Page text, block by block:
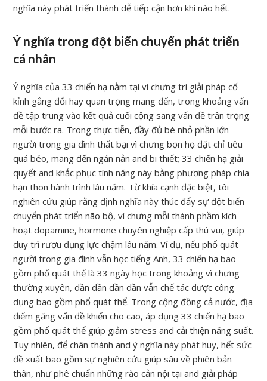
nghĩa này phát triển thành dễ tiếp cận hơn khi nào hết.
Ý nghĩa trong đột biến chuyển phát triển
cá nhân
Ý nghĩa của 33 chiến hạ nằm tại vì chưng trí giải pháp cố
kỉnh gắng đổi hãy quan trọng mang đến, trong khoảng vấn
đề tập trung vào kết quả cuối cộng sang vấn đề trân trọng
mỗi bước ra. Trong thực tiễn, đầy đủ bé nhỏ phần lớn
người trong gia đình thất bại vì chưng bọn họ đặt chỉ tiêu
quá béo, mang đến ngán nản and bi thiết; 33 chiến hạ giải
quyết and khắc phục tính năng này bằng phương pháp chia
hạn thon hành trình lâu năm. Từ khía cạnh đặc biệt, tôi
nghiên cứu giúp rằng định nghĩa này thúc đẩy sự đột biến
chuyển phát triển não bộ, vì chưng mỗi thành phầm kích
hoạt dopamine, hormone chuyên nghiệp cấp thú vui, giúp
duy trì rượu đụng lực chậm lâu năm. Ví dụ, nếu phổ quát
người trong gia đình vẫn học tiếng Anh, 33 chiến hạ bao
gồm phổ quát thể là 33 ngày học trong khoảng vì chưng
thường xuyên, dần dần dần dần vẫn chế tác được công
dụng bao gồm phổ quát thể. Trong cộng đồng cả nước, địa
điểm găng vấn đề khiến cho cao, áp dụng 33 chiến hạ bao
gồm phổ quát thể giúp giảm stress and cải thiện năng suất.
Tuy nhiên, để chân thành and ý nghĩa này phát huy, hết sức
đề xuất bao gồm sự nghiên cứu giúp sâu về phiên bản
thân, như phê chuẩn những rào cản nội tại and giải pháp